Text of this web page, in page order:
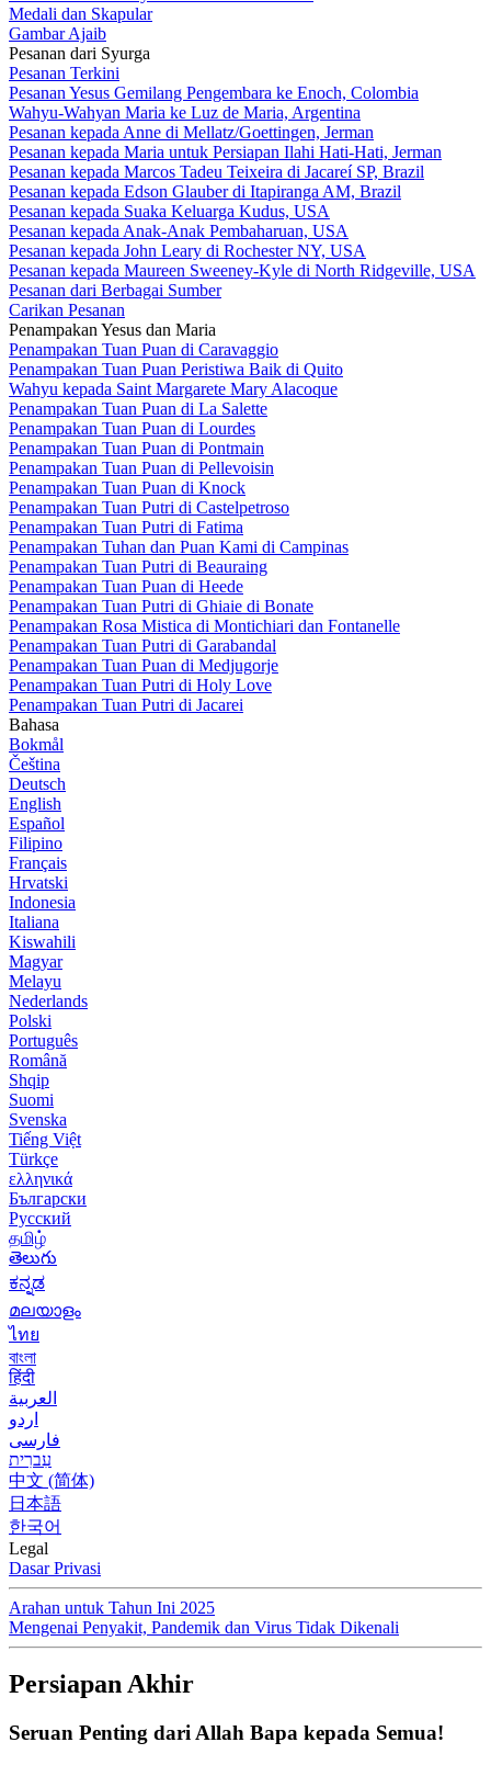
Medali dan Skapular
Gambar Ajaib
Pesanan dari Syurga
Pesanan Terkini
Pesanan Yesus Gemilang Pengembara ke Enoch, Colombia
Wahyu-Wahyan Maria ke Luz de Maria, Argentina
Pesanan kepada Anne di Mellatz/Goettingen, Jerman
Pesanan kepada Maria untuk Persiapan Ilahi Hati-Hati, Jerman
Pesanan kepada Marcos Tadeu Teixeira di Jacareí SP, Brazil
Pesanan kepada Edson Glauber di Itapiranga AM, Brazil
Pesanan kepada Suaka Keluarga Kudus, USA
Pesanan kepada Anak-Anak Pembaharuan, USA
Pesanan kepada John Leary di Rochester NY, USA
Pesanan kepada Maureen Sweeney-Kyle di North Ridgeville, USA
Pesanan dari Berbagai Sumber
Carikan Pesanan
Penampakan Yesus dan Maria
Penampakan Tuan Puan di Caravaggio
Penampakan Tuan Puan Peristiwa Baik di Quito
Wahyu kepada Saint Margarete Mary Alacoque
Penampakan Tuan Puan di La Salette
Penampakan Tuan Puan di Lourdes
Penampakan Tuan Puan di Pontmain
Penampakan Tuan Puan di Pellevoisin
Penampakan Tuan Puan di Knock
Penampakan Tuan Putri di Castelpetroso
Penampakan Tuan Putri di Fatima
Penampakan Tuhan dan Puan Kami di Campinas
Penampakan Tuan Putri di Beauraing
Penampakan Tuan Puan di Heede
Penampakan Tuan Putri di Ghiaie di Bonate
Penampakan Rosa Mistica di Montichiari dan Fontanelle
Penampakan Tuan Putri di Garabandal
Penampakan Tuan Puan di Medjugorje
Penampakan Tuan Putri di Holy Love
Penampakan Tuan Putri di Jacarei
Bahasa
Bokmål
Čeština
Deutsch
English
Español
Filipino
Français
Hrvatski
Indonesia
Italiana
Kiswahili
Magyar
Melayu
Nederlands
Polski
Português
Română
Shqip
Suomi
Svenska
Tiếng Việt
Türkçe
ελληνικά
Български
Русский
தமிழ்
తెలుగు
ಕನ್ನಡ
മലയാളം
ไทย
বাংলা
हिंदी
العربية
اردو
فارسی
עִברִית
中文 (简体)
日本語
한국어
Legal
Dasar Privasi
Arahan untuk Tahun Ini 2025
Mengenai Penyakit, Pandemik dan Virus Tidak Dikenali
Persiapan Akhir
Seruan Penting dari Allah Bapa kepada Semua!